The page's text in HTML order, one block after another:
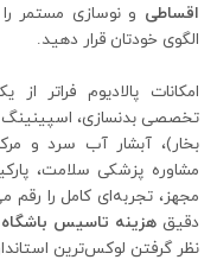
اقساطی
الگوی خودتان قرار دهید.
امکانات پالادیوم فراتر
تخصصی بدنسازی،
بخار)، آبشار آب سرد و
مشاوره پزشکی سلامت،
مجهز، تجربه‌ای کامل را رقم
دقیقهزینه تاسیس باشگاه
نظر گرفتن لوکس‌ترین